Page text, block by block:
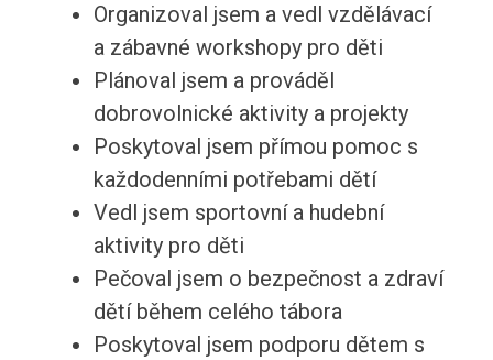
Organizoval jsem a vedl vzdělávací
a zábavné workshopy pro děti
Plánoval jsem a prováděl
dobrovolnické aktivity a projekty
Poskytoval jsem přímou pomoc s
každodenními potřebami dětí
Vedl jsem sportovní a hudební
aktivity pro děti
Pečoval jsem o bezpečnost a zdraví
dětí během celého tábora
Poskytoval jsem podporu dětem s